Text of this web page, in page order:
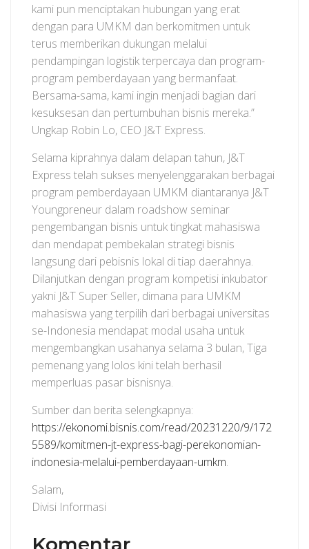
kami pun menciptakan hubungan yang erat
dengan para UMKM dan berkomitmen untuk
terus memberikan dukungan melalui
pendampingan logistik terpercaya dan program-
program pemberdayaan yang bermanfaat.
Bersama-sama, kami ingin menjadi bagian dari
kesuksesan dan pertumbuhan bisnis mereka.”
Ungkap Robin Lo, CEO J&T Express.
Selama kiprahnya dalam delapan tahun, J&T
Express telah sukses menyelenggarakan berbagai
program pemberdayaan UMKM diantaranya J&T
Youngpreneur dalam roadshow seminar
pengembangan bisnis untuk tingkat mahasiswa
dan mendapat pembekalan strategi bisnis
langsung dari pebisnis lokal di tiap daerahnya.
Dilanjutkan dengan program kompetisi inkubator
yakni J&T Super Seller, dimana para UMKM
mahasiswa yang terpilih dari berbagai universitas
se-Indonesia mendapat modal usaha untuk
mengembangkan usahanya selama 3 bulan, Tiga
pemenang yang lolos kini telah berhasil
memperluas pasar bisnisnya.
Sumber dan berita selengkapnya:
https://ekonomi.bisnis.com/read/20231220/9/172
5589/komitmen-jt-express-bagi-perekonomian-
indonesia-melalui-pemberdayaan-umkm.
Salam,
Divisi Informasi
Komentar